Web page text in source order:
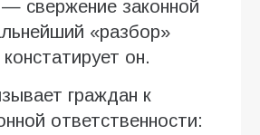
свержение законной
«разбор»
он.
граждан к
ответственности: